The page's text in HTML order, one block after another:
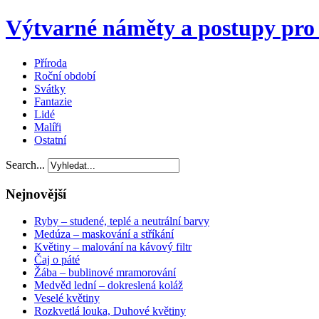
Výtvarné náměty a postupy
Příroda
Roční období
Svátky
Fantazie
Lidé
Malíři
Ostatní
Search...
Nejnovější
Ryby – studené, teplé a neutrální barvy
Medúza – maskování a stříkání
Květiny – malování na kávový filtr
Čaj o páté
Žába – bublinové mramorování
Medvěd lední – dokreslená koláž
Veselé květiny
Rozkvetlá louka, Duhové květiny